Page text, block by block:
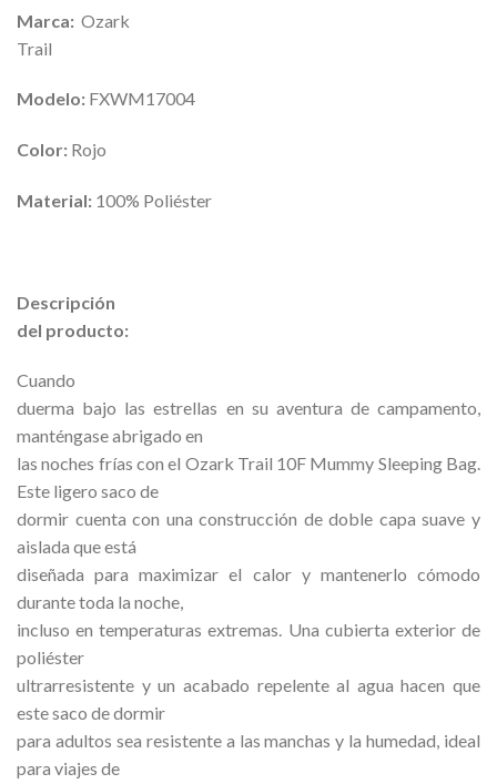
Marca: Ozark
Trail
Modelo: FXWM17004
Color: Rojo
Material: 100% Poliéster
Descripción
del producto:
Cuando
duerma bajo las estrellas en su aventura de campamento,
manténgase abrigado en
las noches frías con el Ozark Trail 10F Mummy Sleeping Bag.
Este ligero saco de
dormir cuenta con una construcción de doble capa suave y
aislada que está
diseñada para maximizar el calor y mantenerlo cómodo
durante toda la noche,
incluso en temperaturas extremas. Una cubierta exterior de
poliéster
ultrarresistente y un acabado repelente al agua hacen que
este saco de dormir
para adultos sea resistente a las manchas y la humedad, ideal
para viajes de